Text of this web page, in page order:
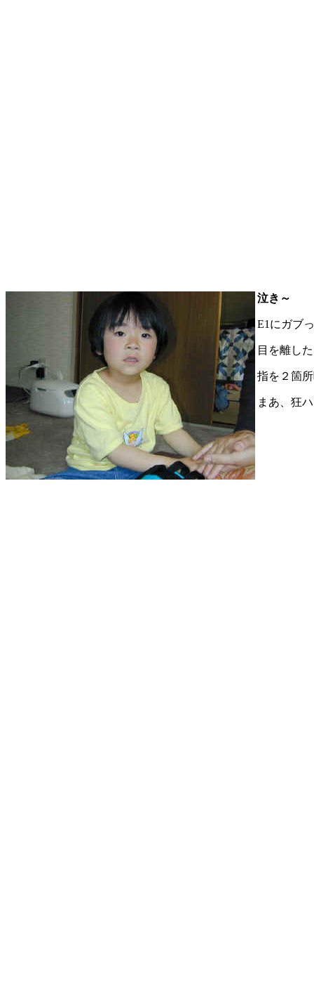
泣き～
E1にガブ
目を離し
指を２箇
まあ、狂